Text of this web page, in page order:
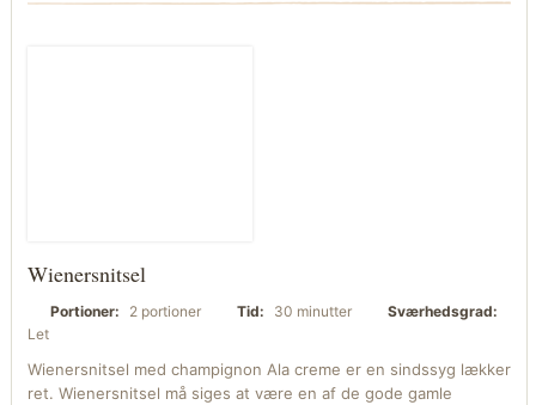
Wienersnitsel
Portioner: 2 portioner Tid: 30 minutter
Sværhedsgrad:
Let
Wienersnitsel med champignon Ala creme er en sindssyg lækker
ret. Wienersnitsel må siges at være en af de gode gamle